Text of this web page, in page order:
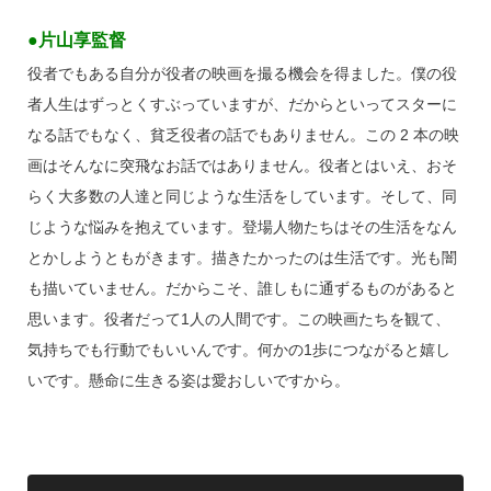
●片山享監督
役者でもある自分が役者の映画を撮る機会を得ました。僕の役
者人生はずっとくすぶっていますが、だからといってスターに
なる話でもなく、貧乏役者の話でもありません。この 2 本の映
画はそんなに突飛なお話ではありません。役者とはいえ、おそ
らく大多数の人達と同じような生活をしています。そして、同
じような悩みを抱えています。登場人物たちはその生活をなん
とかしようともがきます。描きたかったのは生活です。光も闇
も描いていません。だからこそ、誰しもに通ずるものがあると
思います。役者だって1人の人間です。この映画たちを観て、
気持ちでも行動でもいいんです。何かの1歩につながると嬉し
いです。懸命に生きる姿は愛おしいですから。